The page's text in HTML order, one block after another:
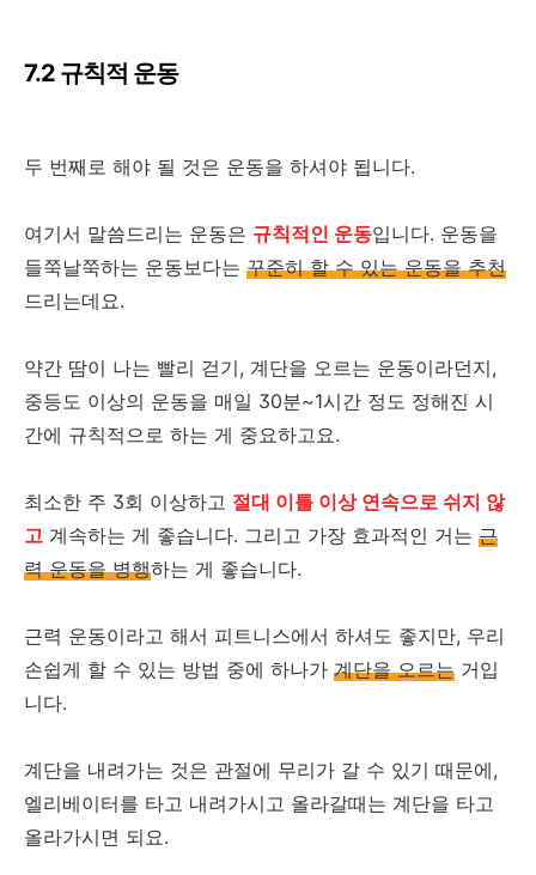
7.2 규칙적 운동
두 번째로 해야 될 것은 운동을 하셔야 됩니다.
여기서 말씀드리는 운동은 규칙적인 운동입니다. 운동을
들쭉날쭉하는 운동보다는 꾸준히 할 수 있는 운동을 추천
드리는데요.
약간 땀이 나는 빨리 걷기, 계단을 오르는 운동이라던지,
중등도 이상의 운동을 매일 30분~1시간 정도 정해진 시
간에 규칙적으로 하는 게 중요하고요.
최소한 주 3회 이상하고 절대 이틀 이상 연속으로 쉬지 않
고 계속하는 게 좋습니다. 그리고 가장 효과적인 거는 근
력 운동을 병행하는 게 좋습니다.
근력 운동이라고 해서 피트니스에서 하셔도 좋지만, 우리
손쉽게 할 수 있는 방법 중에 하나가 계단을 오르는 거입
니다.
계단을 내려가는 것은 관절에 무리가 갈 수 있기 때문에,
엘리베이터를 타고 내려가시고 올라갈때는 계단을 타고
올라가시면 되요.